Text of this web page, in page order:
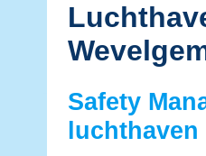
Safety
luchthaven